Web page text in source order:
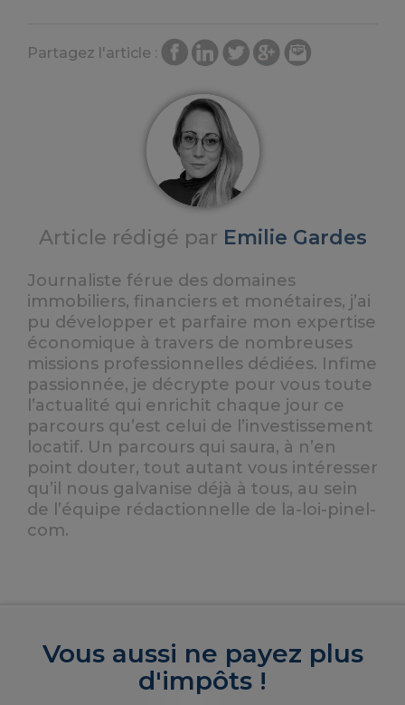
Partagez l'article :
Article rédigé par Emilie Gardes
Journaliste férue des domaines
immobiliers, financiers et monétaires, j’ai
pu développer et parfaire mon expertise
économique à travers de nombreuses
missions professionnelles dédiées. Infime
passionnée, je décrypte pour vous toute
l’actualité qui enrichit chaque jour ce
parcours qu’est celui de l’investissement
locatif. Un parcours qui saura, à n’en
point douter, tout autant vous intéresser
qu’il nous galvanise déjà à tous, au sein
de l’équipe rédactionnelle de la-loi-pinel-
com.
Vous aussi ne payez plus
d'impôts !